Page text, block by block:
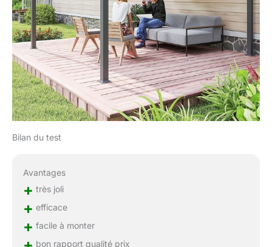
Bilan du test
Avantages
+ très joli
+ efficace
+ facile à monter
bon rapport qualité prix